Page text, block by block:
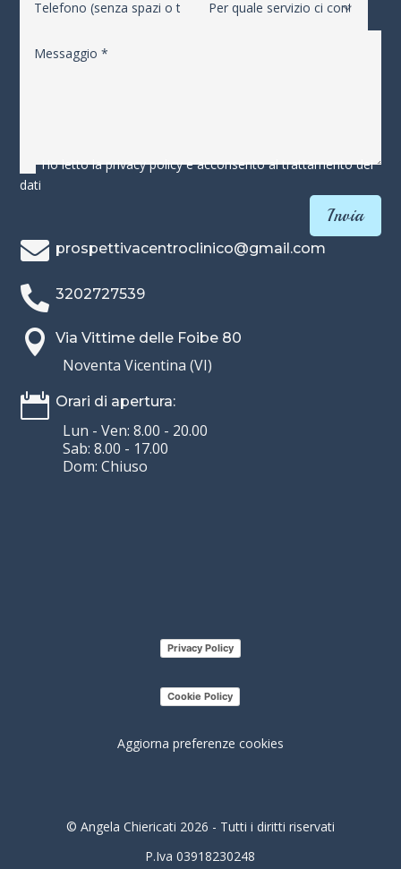
 prospettivacentroclinico@gmail.com
 3202727539
 Via Vittime delle Foibe 80
Noventa Vicentina (VI)
 Orari di apertura:
Lun - Ven: 8.00 - 20.00
Sab: 8.00 - 17.00
Dom: Chiuso
Ho letto la privacy policy e acconsento al trattamento dei
dati
Invia
Privacy Policy
Cookie Policy
Aggiorna preferenze cookies
© Angela Chiericati 2026 - Tutti i diritti riservati
P.Iva 03918230248